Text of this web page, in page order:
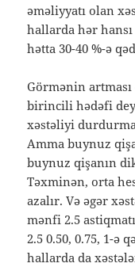
əməliyyatı olan
hallarda hər hansı
hətta 30-40 %-ə
Görmənin
birincili hədəfi
xəstəliyi
Amma buynuz
buynuz qişanın
Təxminən, orta
azalır. Və əgər
mənfi 2.5
2.5 0.50, 0.75, 1-ə
hallarda da